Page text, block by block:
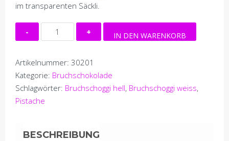
im transparenten Säckli.
Bruchschoggi
weiss
Pistache
(100
Gramm)
Menge
IN DEN WARENKORB
Artikelnummer: 30201
Kategorie: Bruchschokolade
Schlagwörter: Bruchschoggi hell, Bruchschoggi weiss,
Pistache
BESCHREIBUNG